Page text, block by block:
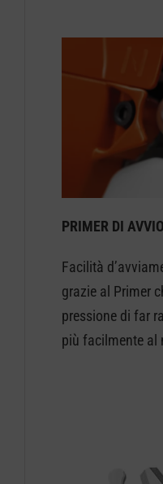
PRIMER DI
Facilità
grazie al Primer
pressione di far
più facilmente al